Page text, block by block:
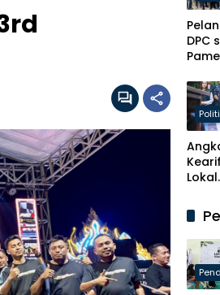
DPC
Baru
Lokal
Slamet
PAN